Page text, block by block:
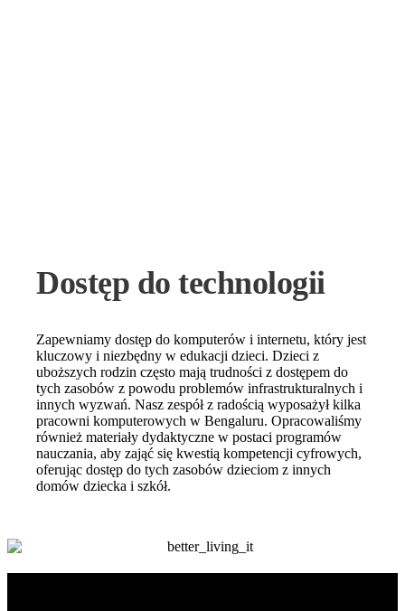
Dostęp do technologii
Zapewniamy dostęp do komputerów i internetu, który jest
kluczowy i niezbędny w edukacji dzieci. Dzieci z
uboższych rodzin często mają trudności z dostępem do
tych zasobów z powodu problemów infrastrukturalnych i
innych wyzwań. Nasz zespół z radością wyposażył kilka
pracowni komputerowych w Bengaluru. Opracowaliśmy
również materiały dydaktyczne w postaci programów
nauczania, aby zająć się kwestią kompetencji cyfrowych,
oferując dostęp do tych zasobów dzieciom z innych
domów dziecka i szkół.